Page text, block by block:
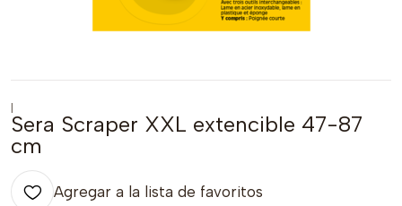
|
Sera Scraper XXL extencible 47-87
cm
Agregar a la lista de favoritos